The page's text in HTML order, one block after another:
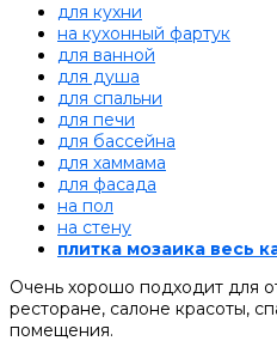
для кухни
на кухонный фартук
для ванной
для душа
для спальни
для печи
для бассейна
для хаммама
для фасада
на пол
на стену
плитка мозаика весь
Очень хорошо подходит для
ресторане, салоне красоты,
помещения.